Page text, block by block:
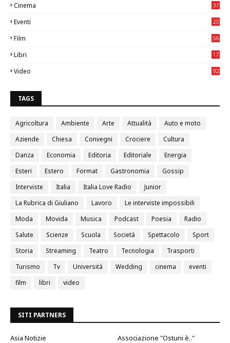
Cinema
37
Eventi
20
Film
56
Libri
17
Video
92
TAGS
Agricoltura Ambiente Arte Attualità
Auto e moto
Aziende
Chiesa Convegni Crociere
Cultura
Danza
Economia Editoria Editoriale
Energia
Esteri
Estero Format Gastronomia
Gossip
Interviste
Italia Italia Love Radio
Junior
La Rubrica di Giuliano
Lavoro
Le interviste impossibili
Moda
Movida Musica Podcast Poesia
Radio
Salute
Scienze Scuola Società Spettacolo
Sport
Storia
Streaming Teatro Tecnologia
Trasporti
Turismo
Tv Università Wedding cinema
eventi
film
libri video
SITI PARTNERS
Asia Notizie
Associazione "Ostuni è.."